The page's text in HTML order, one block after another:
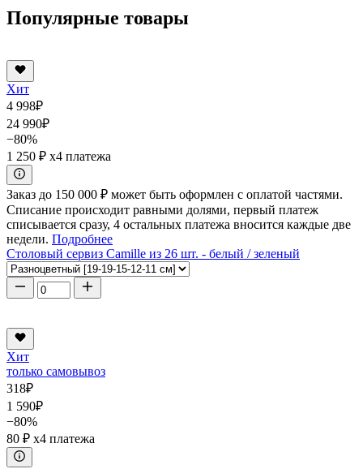
Популярные товары
Хит
4 998₽
24 990₽
−80%
1 250 ₽ x4 платежа
Заказ до 150 000 ₽ может быть оформлен с оплатой частями.
Списание происходит равными долями, первый платеж
списывается сразу, 4 остальных платежа вносится каждые две
недели. Подробнее
Столовый сервиз Camille из 26 шт. - белый / зеленый
Хит
только самовывоз
318₽
1 590₽
−80%
80 ₽ x4 платежа